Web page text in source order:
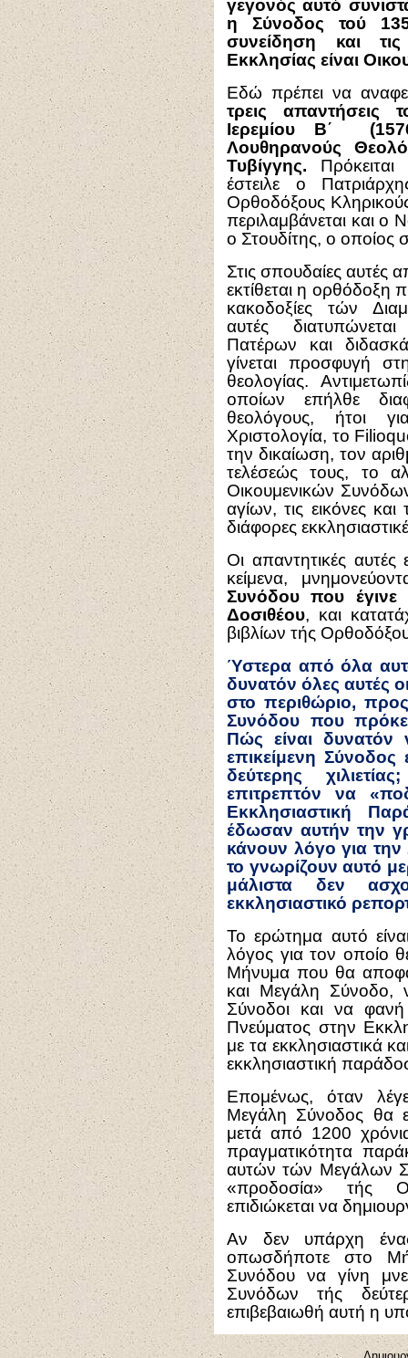
γεγονός αυτό
η Σύνοδος τού
συνείδηση και
Εκκλησίας είναι
Εδώ πρέπει να
τρεις απαντήσεις
Ιερεμίου Β΄
Λουθηρανούς
Τυβίγγης.
έστειλε ο
Ορθοδόξους
περιλαμβάνεται και ο
ο Στουδίτης, ο οποίος
Στις σπουδαίες αυτές
εκτίθεται η ορθόδοξη
κακοδοξίες τών
αυτές
Πατέρων και
γίνεται προσφυγή
θεολογίας.
οποίων επήλθε
θεολόγους, ήτοι
Χριστολογία, το
την δικαίωση, τον
τελέσεώς τους, το
Οικουμενικών
αγίων, τις εικόνες και
διάφορες
Οι απαντητικές αυτές
κείμενα,
Συνόδου που έγινε
Δοσιθέου, και
βιβλίων τής
Ύστερα από όλα
δυνατόν όλες αυτές
στο περιθώριο,
Συνόδου που
Πώς είναι δυνατόν
επικείμενη
δεύτερης
επιτρεπτόν να
Εκκλησιαστική
έδωσαν αυτήν την
κάνουν λόγο για την
το γνωρίζουν αυτό
μάλιστα δεν
εκκλησιαστικό
Το ερώτημα αυτό
λόγος για τον οποίο
Μήνυμα που θα
και Μεγάλη Σύνοδο,
Σύνοδοι και να
Πνεύματος στην
με τα εκκλησιαστικά
εκκλησιαστική
Επομένως, όταν
Μεγάλη Σύνοδος θα
μετά από 1200
πραγματικότητα
αυτών τών Μεγάλων
«προδοσία» τής
επιδιώκεται να
Αν δεν υπάρχη
οπωσδήποτε στο
Συνόδου να γίνη
Συνόδων τής
επιβεβαιωθή αυτή η